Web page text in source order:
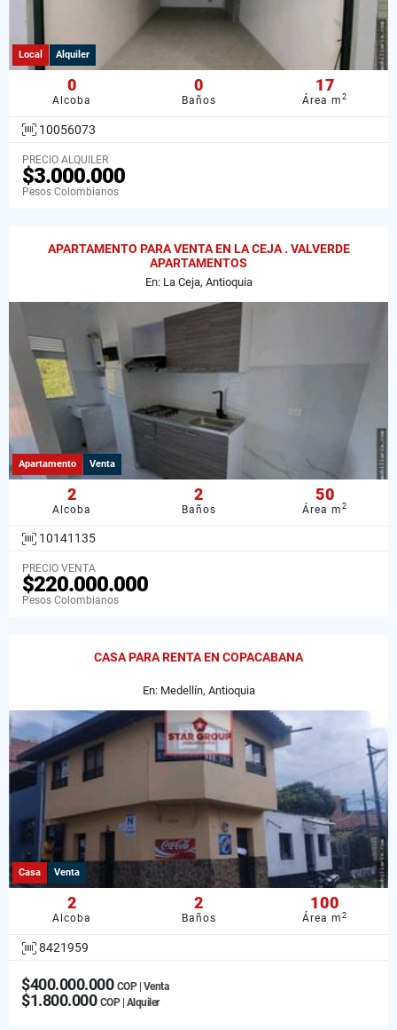
Local Alquiler
0
Alcoba
0
Baños
17
Área m2
10056073
PRECIO ALQUILER
$3.000.000
Pesos Colombianos
APARTAMENTO PARA VENTA EN LA CEJA . VALVERDE
APARTAMENTOS
En: La Ceja, Antioquia
Apartamento Venta
2
Alcoba
2
Baños
50
Área m2
10141135
PRECIO VENTA
$220.000.000
Pesos Colombianos
CASA PARA RENTA EN COPACABANA
En: Medellín, Antioquia
Casa Venta
2
Alcoba
2
Baños
100
Área m2
8421959
$400.000.000 COP | Venta
$1.800.000 COP | Alquiler